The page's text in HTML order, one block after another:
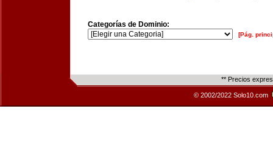
Categorías de Dominio:
[Pág.
** Precios
© 2002/2022 Solo10.com